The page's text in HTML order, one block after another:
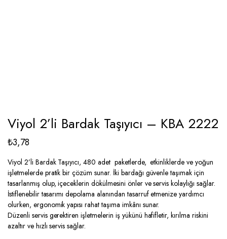
Viyol 2’li Bardak Taşıyıcı – KBA 2222
₺3,78
Viyol 2’li Bardak Taşıyıcı, 480 adet paketlerde, etkinliklerde ve yoğun
işletmelerde pratik bir çözüm sunar. İki bardağı güvenle taşımak için
tasarlanmış olup, içeceklerin dökülmesini önler ve servis kolaylığı sağlar.
İstiflenebilir tasarımı depolama alanından tasarruf etmenize yardımcı
olurken, ergonomik yapısı rahat taşıma imkânı sunar.
Düzenli servis gerektiren işletmelerin iş yükünü hafifletir, kırılma riskini
azaltır ve hızlı servis sağlar.